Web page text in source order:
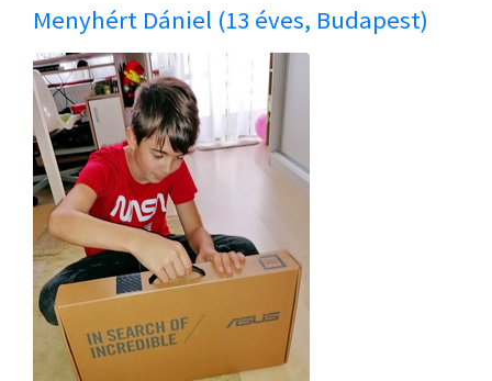
Menyhért Dániel (13 éves, Budapest)